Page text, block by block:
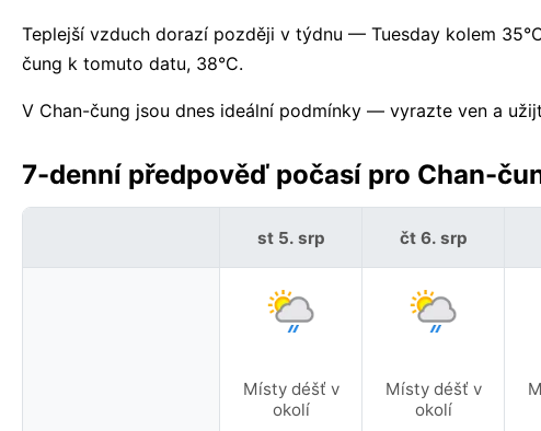
Teplejší vzduch dorazí později v týdnu — Tuesday kolem
čung k tomuto datu, 38°C.
V Chan-čung jsou dnes ideální podmínky — vyrazte ven a
7-denní předpověď počasí pro Chan-
st 5. srp
Místy déšť v
okolí
čt 6. srp
Místy déšť v
okolí